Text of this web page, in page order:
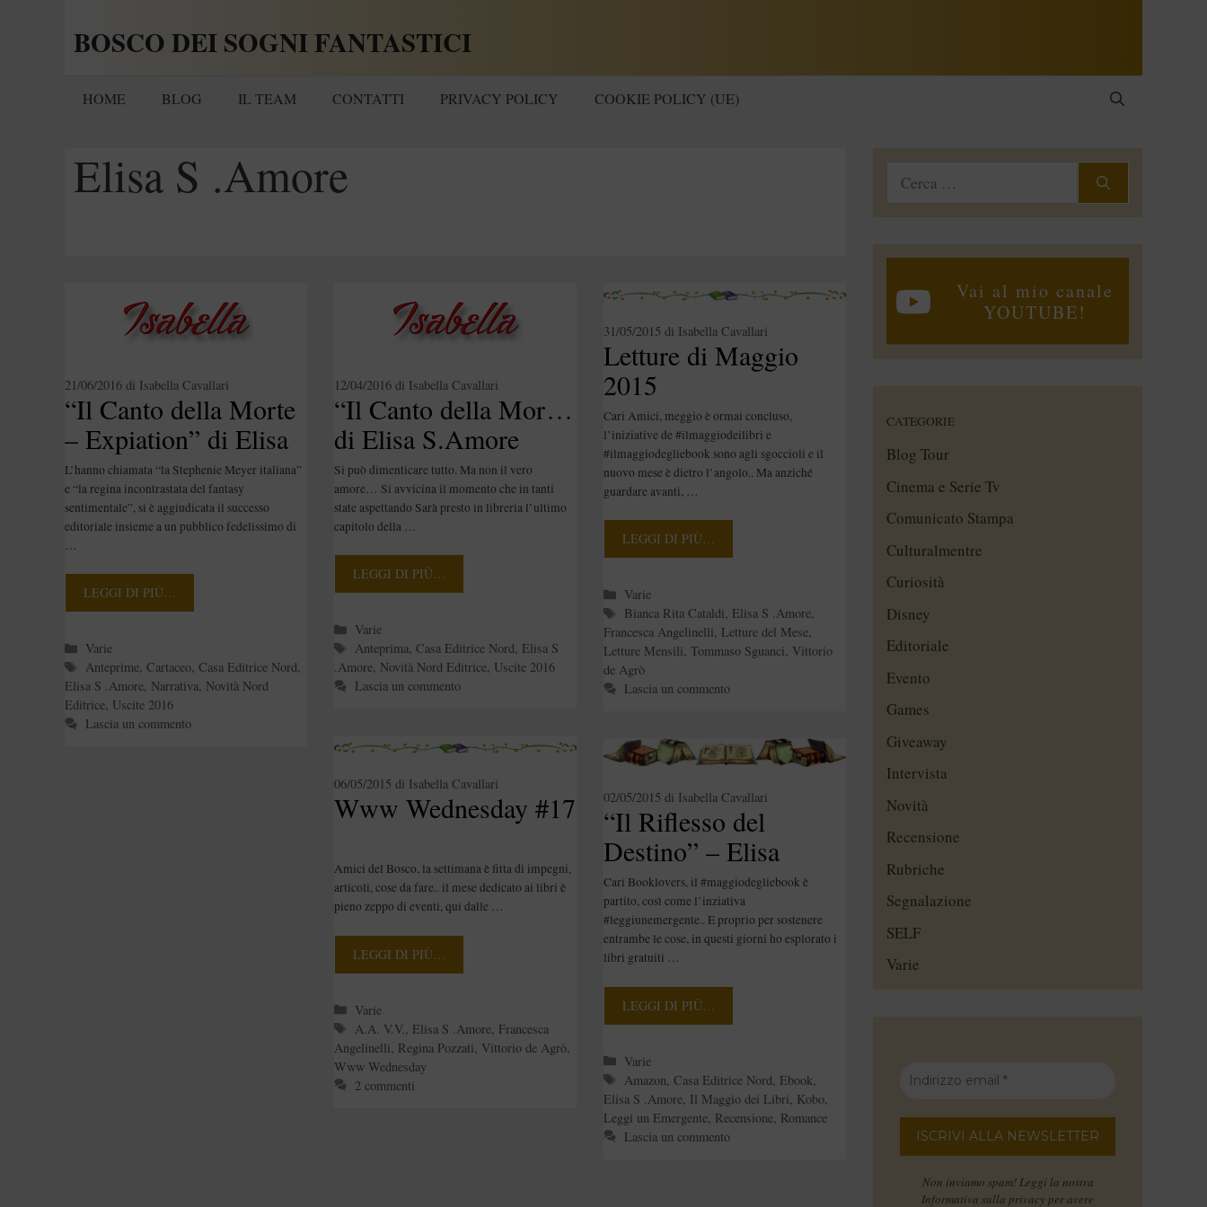
BOSCO DEI SOGNI FANTASTICI
HOME BLOG IL TEAM CONTATTI PRIVACY POLICY COOKIE POLICY (UE)
Elisa S .Amore
“Il Canto della Morte
– Expiation” di Elisa
S. Amore
[Anteprima]
21/06/2016 di Isabella Cavallari
L’hanno chiamata “la Stephenie Meyer italiana”
e “la regina incontrastata del fantasy
sentimentale”, si è aggiudicata il successo
editoriale insieme a un pubblico fedelissimo di
…
LEGGI DI PIÙ…
Categorie
Varie
Tag
Anteprime,Cartaceo,Casa Editrice Nord,
Elisa S .Amore, Narrativa, Novità Nord
Editrice, Uscite 2016
Lascia un commento
“Il Canto della Morte”
di Elisa S.Amore
12/04/2016 di Isabella Cavallari
Si può dimenticare tutto. Ma non il vero
amore… Si avvicina il momento che in tanti
state aspettando Sarà presto in libreria l’ultimo
capitolo della …
LEGGI DI PIÙ…
Categorie
Varie
Tag
Anteprima,Casa Editrice Nord, Elisa S
.Amore, Novità Nord Editrice, Uscite 2016
Lascia un commento
Letture di Maggio
2015
31/05/2015 di Isabella Cavallari
Cari Amici, meggio è ormai concluso,
l’iniziative de #ilmaggiodeilibri e
#ilmaggiodegliebook sono agli sgoccioli e il
nuovo mese è dietro l’angolo.. Ma anziché
guardare avanti, …
LEGGI DI PIÙ…
Categorie
Varie
Tag
Bianca Rita Cataldi, Elisa S .Amore,
Francesca Angelinelli, Letture del Mese,
Letture Mensili, Tommaso Sguanci, Vittorio
de Agrò
Lascia un commento
Www Wednesday #17
06/05/2015 di Isabella Cavallari
Amici del Bosco, la settimana è fitta di impegni,
articoli, cose da fare.. il mese dedicato ai libri è
pieno zeppo di eventi, qui dalle …
LEGGI DI PIÙ…
Categorie
Varie
Tag
A.A. V.V. Elisa S .Amore Francesca
Angelinelli Regina Pozzati Vittorio de Agrò,
Www Wednesday
2 commenti
“Il Riflesso del
Destino” – Elisa
S.Amore
02/05/2015 di Isabella Cavallari
Cari Booklovers, il #maggiodegliebook è
partito, così come l’inziativa
#leggiunemergente.. E proprio per sostenere
entrambe le cose, in questi giorni ho esplorato i
libri gratuiti …
LEGGI DI PIÙ…
Categorie
Varie
Tag
Amazon ,Casa Editrice Nord Ebook
Elisa S .Amore, Il Maggio dei Libri Kobo,
Leggi un Emergente, Recensione, Romance
Lascia un commento
Ricerca
Vai al mio canale
YOUTUBE!
CATEGORIE
Blog Tour
Cinema e Serie Tv
Comunicato Stampa
Culturalmentre
Curiosità
Disney
Editoriale
Evento
Games
Giveaway
Intervista
Novità
Recensione
Rubriche
Segnalazione
SELF
Varie
Non inviamo spam! Leggi la nostra
Informativa sulla privacy per avere